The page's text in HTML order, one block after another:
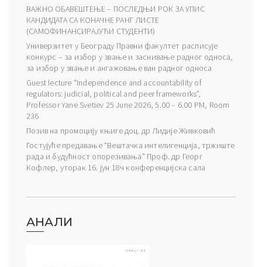
ВАЖНО ОБАВЕШТЕЊЕ – ПОСЛЕДЊИ РОК ЗА УПИС
КАНДИДАТА СА КОНАЧНЕ РАНГ ЛИСТЕ
(САМОФИНАНСИРАЈУЋИ СТУДЕНТИ)
Универзитет у Београду Правни факултет расписује
конкурс – за избор у звање и заснивање радног односа,
за избор у звање и ангажовање ван радног односа
Guest lecture “Independence and accountability of
regulators: judicial, political and peer frameworks”,
Professor Yane Svetiev 25 June 2026, 5.00 – 6.00 PM, Room
236
Позив на промоцију књиге доц. др Лидије Живковић
Гостујуће предавање “Вештачка интелигенција, тржиште
рада и будућност опорезивања” Проф. др Георг
Кофлер, уторак 16. јун 18ч конференцијска сала
АНАЛИ